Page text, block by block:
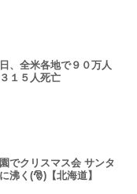
、全米各地で９０万人
１５人死亡
でクリスマス会 サンタ
沸く(🎅)【北海道】